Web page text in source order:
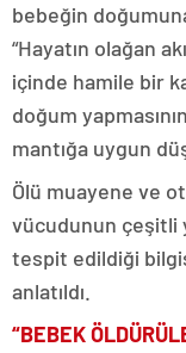
bebeğin
“Hayatın olağan
içinde hamile bir
doğum
mantığa uygun
Ölü muayene ve
vücudunun çeşitli
tespit edildiği
anlatıldı.
“BEBEK